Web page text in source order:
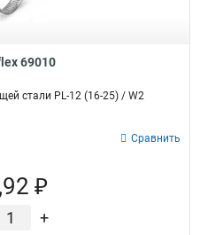
69010
стали PL-12 (16-25) / W2
Сравнить
₽
+